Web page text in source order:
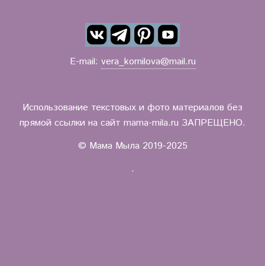
E-mail: vera_kornilova@mail.ru
Использование текстовых и фото материалов без
прямой ссылки на сайт mama-mila.ru ЗАПРЕЩЕНО.
© Мама Мыла 2019-2025
.